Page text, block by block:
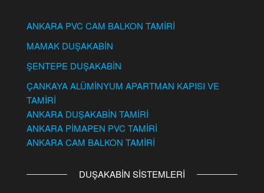
ANKARA PVC CAM BALKON TAMİRİ
MAMAK DUŞAKABİN
ŞENTEPE DUŞAKABİN
ÇANKAYA ALÜMİNYUM APARTMAN KAPISI VE
TAMİRİ
ANKARA DUŞAKABİN TAMİRİ
ANKARA PİMAPEN PVC TAMİRİ
ANKARA CAM BALKON TAMİRİ
DUŞAKABİN SİSTEMLERİ